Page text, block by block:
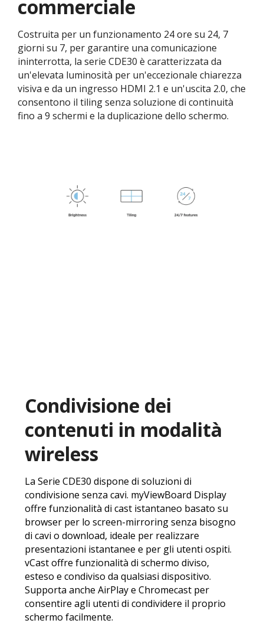
commerciale
Costruita per un funzionamento 24 ore su 24, 7
giorni su 7, per garantire una comunicazione
ininterrotta, la serie CDE30 è caratterizzata da
un'elevata luminosità per un'eccezionale chiarezza
visiva e da un ingresso HDMI 2.1 e un'uscita 2.0, che
consentono il tiling senza soluzione di continuità
fino a 9 schermi e la duplicazione dello schermo.
Condivisione dei
contenuti in modalità
wireless
La Serie CDE30 dispone di soluzioni di
condivisione senza cavi. myViewBoard Display
offre funzionalità di cast istantaneo basato su
browser per lo screen-mirroring senza bisogno
di cavi o download, ideale per realizzare
presentazioni istantanee e per gli utenti ospiti.
vCast offre funzionalità di schermo diviso,
esteso e condiviso da qualsiasi dispositivo.
Supporta anche AirPlay e Chromecast per
consentire agli utenti di condividere il proprio
schermo facilmente.